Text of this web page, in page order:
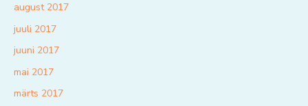
august 2017
juuli 2017
juuni 2017
mai 2017
märts 2017